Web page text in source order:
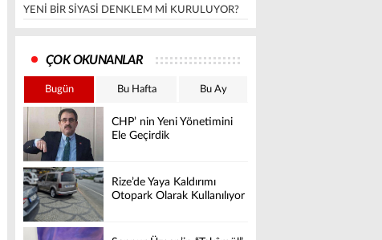
YENİ BİR SİYASİ DENKLEM Mİ KURULUYOR?
ÇOK OKUNANLAR
Bugün Bu Hafta Bu Ay
CHP’ nin Yeni Yönetimini
Ele Geçirdik
Rize’de Yaya Kaldırımı
Otopark Olarak Kullanılıyor